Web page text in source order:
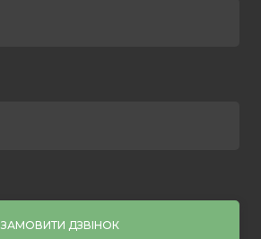
ЗАМОВИТИ ДЗВІНОК